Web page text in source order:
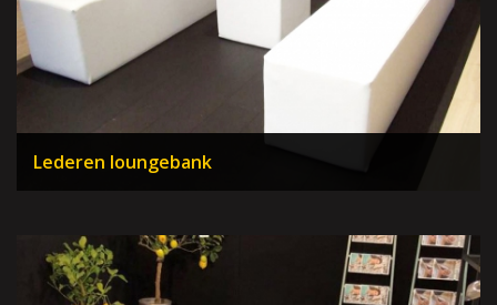
Lederen loungebank